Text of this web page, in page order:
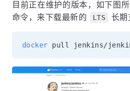
目前正在维护的版本，如下图
命令，来下载最新的
LTS 长期
docker